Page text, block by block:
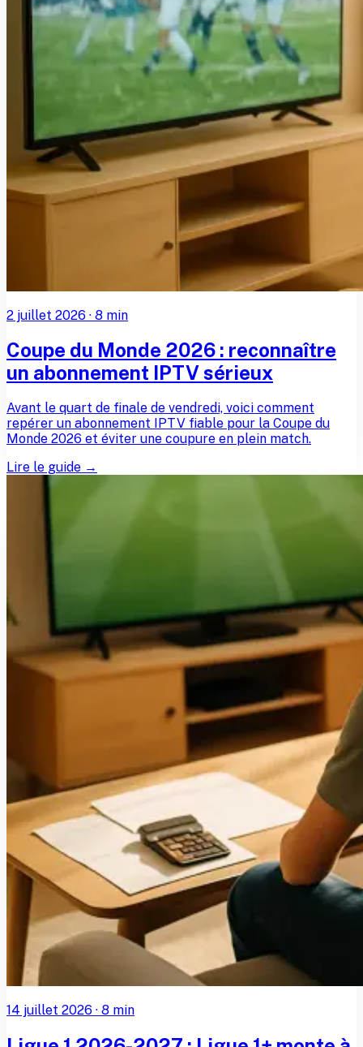
2 juillet 2026 · 8 min
Coupe du Monde 2026 : reconnaître
un abonnement IPTV sérieux
Avant le quart de finale de vendredi, voici comment
repérer un abonnement IPTV fiable pour la Coupe du
Monde 2026 et éviter une coupure en plein match.
Lire le guide →
14 juillet 2026 · 8 min